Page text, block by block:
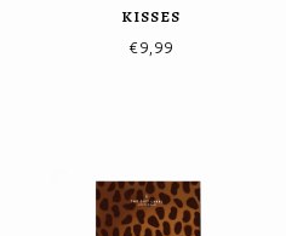
KISSES
€9,99